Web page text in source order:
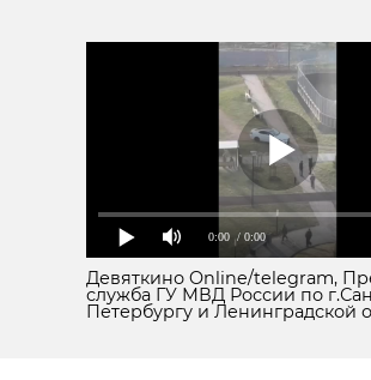
0:00 / 0:00
Девяткино Online/telegram,
служба ГУ МВД России по
Петербургу и Ленинградской
Поделиться статьей:
РЕКОМЕНДУЕМ